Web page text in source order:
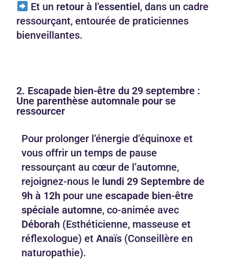
Et un retour à l’essentiel, dans un cadre
ressourçant, entourée de praticiennes
bienveillantes.
2. Escapade bien-être du 29 septembre :
Une parenthèse automnale pour se
ressourcer
Pour prolonger l’énergie d’équinoxe et
vous offrir un temps de pause
ressourçant au cœur de l’automne,
rejoignez-nous le lundi 29 Septembre de
9h à 12h pour uneescapade bien-être
spéciale automne, co-animée avec
Déborah (Esthéticienne, masseuse et
réflexologue) etAnaïs (Conseillère en
naturopathie).